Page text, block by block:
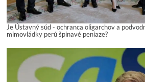
Je Ústavný súd - ochranca oligarchov a
mimovládky perú špinavé peniaze?